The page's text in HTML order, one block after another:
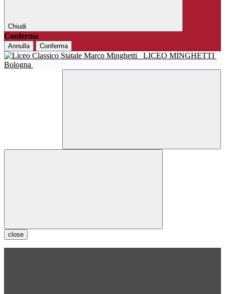
Chiudi
Conferma
Annulla Conferma
LICEO MINGHETTI
Bologna
close